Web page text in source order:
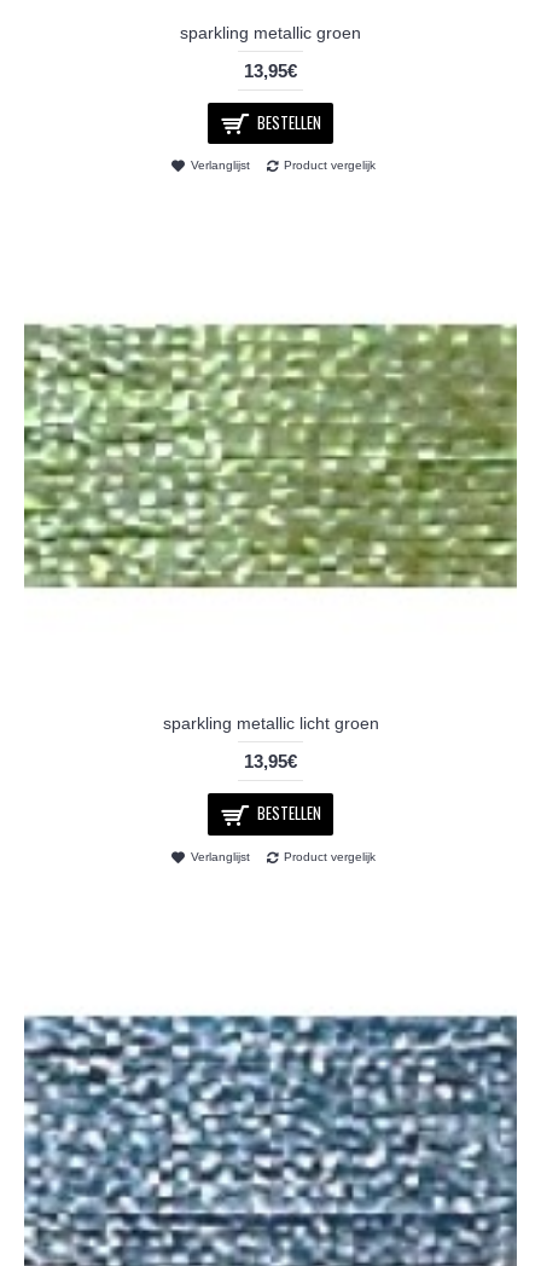
sparkling metallic groen
13,95€
BESTELLEN
Verlanglijst Product vergelijk
sparkling metallic licht groen
13,95€
BESTELLEN
Verlanglijst Product vergelijk